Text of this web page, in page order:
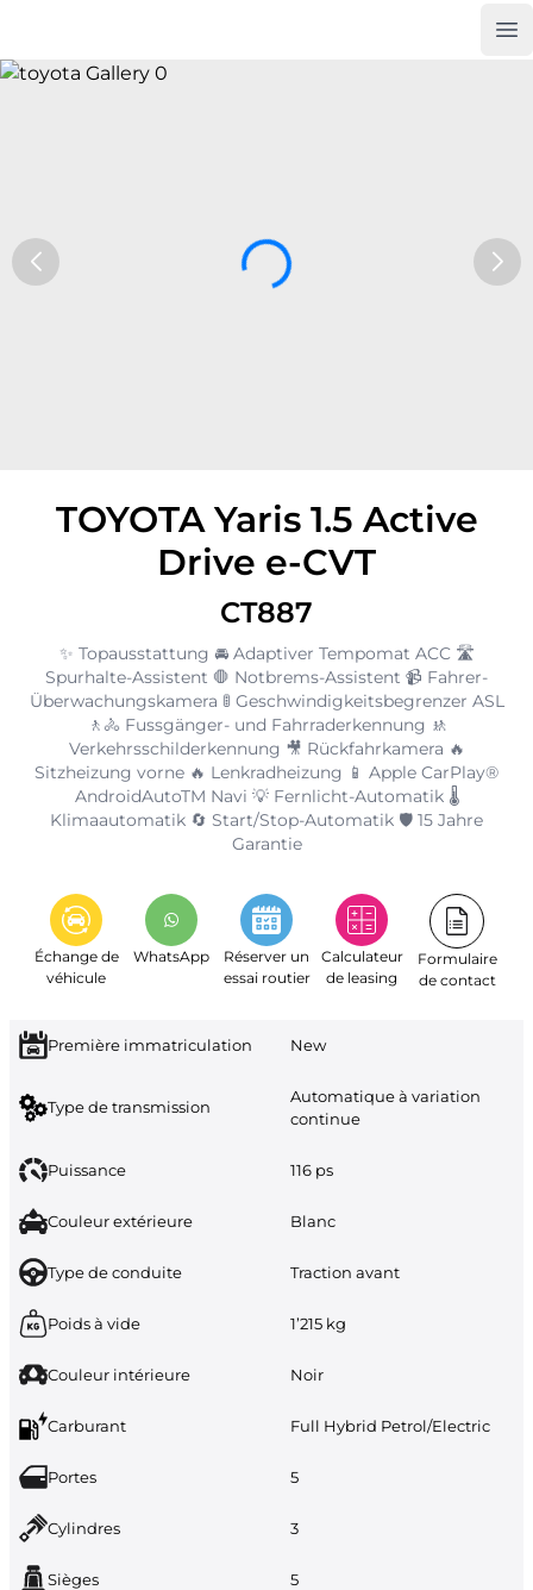
TOYOTA Yaris 1.5 Active
Drive e-CVT
CT887
✨ Topausstattung 🚘 Adaptiver Tempomat ACC 🛣️
Spurhalte-Assistent 🛑 Notbrems-Assistent 📹 Fahrer-
Überwachungskamera 🚦 Geschwindigkeitsbegrenzer ASL
🚶🚴 Fussgänger- und Fahrraderkennung 🚸
Verkehrsschilderkennung 🎥 Rückfahrkamera 🔥
Sitzheizung vorne 🔥 Lenkradheizung 📱 Apple CarPlay®
AndroidAutoTM Navi 💡 Fernlicht-Automatik 🌡️
Klimaautomatik 🔄 Start/Stop-Automatik 🛡️ 15 Jahre
Garantie
Échange de
véhicule
WhatsApp
Réserver un
essai routier
Calculateur
de leasing
Formulaire
de contact
Première immatriculation New
Type de transmission
Automatique à variation
continue
Puissance 116 ps
Couleur extérieure Blanc
Type de conduite Traction avant
Poids à vide 1’215 kg
Couleur intérieure Noir
Carburant Full Hybrid Petrol/Electric
Portes 5
Cylindres 3
Sièges 5